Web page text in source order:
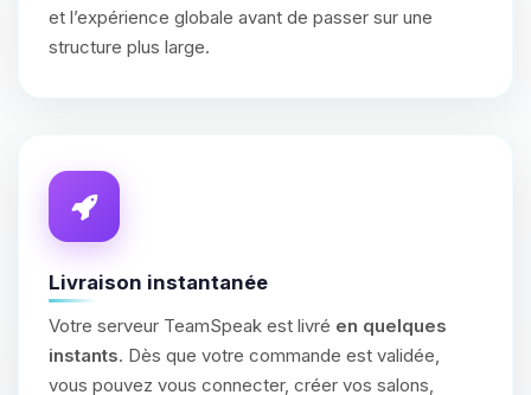
et l’expérience globale avant de passer sur une
structure plus large.
Livraison instantanée
Votre serveur TeamSpeak est livré en quelques
instants. Dès que votre commande est validée,
vous pouvez vous connecter, créer vos salons,